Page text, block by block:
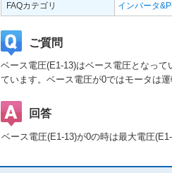
FAQカテゴリ
インバータ
ご質問
ベース電圧(E1-13)はベース電圧となっ
ています。ベース電圧が0ではモータは
回答
ベース電圧(E1-13)が0の時は最大電圧